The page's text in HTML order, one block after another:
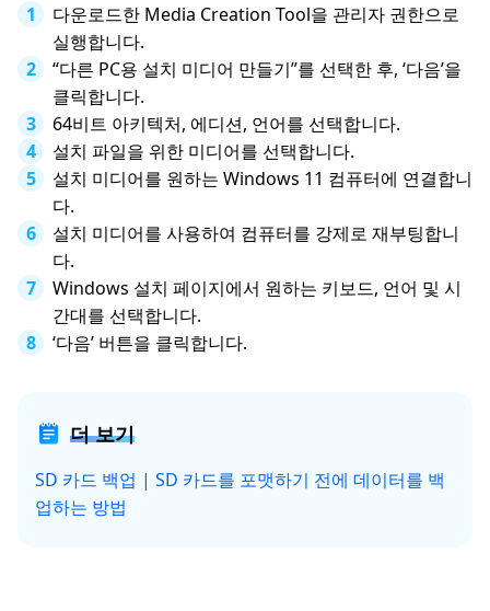
다운로드한 Media Creation Tool을 관리자 권한으로
실행합니다.
“다른 PC용 설치 미디어 만들기”를 선택한 후, ‘다음’을
클릭합니다.
64비트 아키텍처, 에디션, 언어를 선택합니다.
설치 파일을 위한 미디어를 선택합니다.
설치 미디어를 원하는 Windows 11 컴퓨터에 연결합니
다.
설치 미디어를 사용하여 컴퓨터를 강제로 재부팅합니
다.
Windows 설치 페이지에서 원하는 키보드, 언어 및 시
간대를 선택합니다.
‘다음’ 버튼을 클릭합니다.
더 보기
SD 카드 백업 | SD 카드를 포맷하기 전에 데이터를 백
업하는 방법